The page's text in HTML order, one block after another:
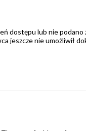
dostępu lub nie
jeszcze nie umożliwił